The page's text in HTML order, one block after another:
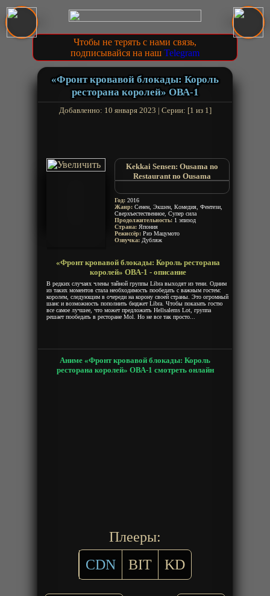
Чтобы не терять с нами связь,
подписывайся на наш Telegram
«Фронт кровавой блокады: Король
ресторана королей» ОВА-1
Добавленно: 10 января 2023 | Серии: [1 из 1]
Kekkai Sensen: Ousama no
Restaurant no Ousama
Фронт кровавой блокады OVA-
1
Год: 2016
Жанр: Сенен, Экшен, Комедия, Фентези,
Сверхъестественное, Супер сила
Продолжительность: 1 эпизод
Страна: Япония
Режиссёр: Риэ Мацумото
Озвучка: Дубляж
«Фронт кровавой блокады: Король ресторана
королей» ОВА-1 - описание
В редких случаях члены тайной группы Libra выходят из тени. Одним
из таких моментов стала необходимость пообедать с важным гостем:
королем, следующим в очереди на корону своей страны. Это огромный
шанс и возможность пополнить бюджет Libra. Чтобы показать гостю
все самое лучшее, что может предложить Hellsalems Lot, группа
решает пообедать в ресторане Mol. Но не все так просто...
Аниме «Фронт кровавой блокады: Король
ресторана королей» ОВА-1 смотреть онлайн
Плееры:
CDN
BIT KD